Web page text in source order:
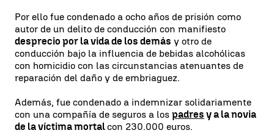
Por ello fue condenado a ocho años de prisión como
autor de un delito de conducción con manifiesto
desprecio por la vida de los demás y otro de
conducción bajo la influencia de bebidas alcohólicas
con homicidio con las circunstancias atenuantes de
reparación del daño y de embriaguez.
Además, fue condenado a indemnizar solidariamente
con una compañía de seguros a los padres y a la novia
de la víctima mortalcon 230.000 euros.